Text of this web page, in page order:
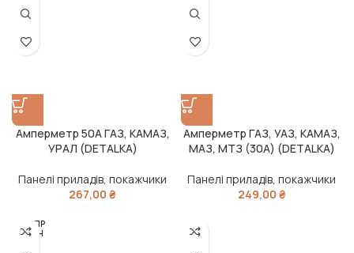
Амперметр 50А ГАЗ, КАМАЗ,
УРАЛ (DETALKA)
Панелі приладів, покажчики
267,00 ₴
Амперметр ГАЗ, УАЗ, КАМАЗ,
МАЗ, МТЗ (30A) (DETALKA)
Панелі приладів, покажчики
249,00 ₴
РОЗПР
ОДАН